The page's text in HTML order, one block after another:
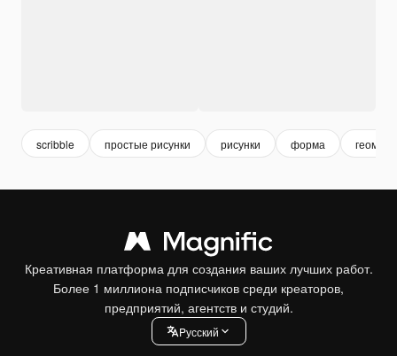
scribble простые рисунки рисунки форма
Креативная платформа для создания ваших лучших работ.
Более 1 миллиона подписчиков среди креаторов,
предприятий, агентств и студий.
Pусский